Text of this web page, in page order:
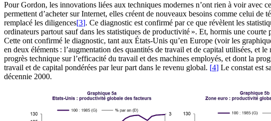
Pour Gordon, les innovations liées aux techniques modernes n’ont rien à voir avec
permettent d’acheter sur Internet, elles créent de nouveaux besoins comme celui
remplacé les diligences[3]. Ce diagnostic est confirmé par ce que révèlent les
ordinateurs partout sauf dans les statistiques de productivité ». Et, hormis une
Cette ont confirmé le diagnostic, tant aux États-Unis qu’en Europe (voir les
en deux éléments : l’augmentation des quantités de travail et de capital utilisées, et
progrès technique sur l’efficacité du travail et des machines employés, et dont la
travail et de capital pondérées par leur part dans le revenu global. [4] Le constat est
décennie 2000.